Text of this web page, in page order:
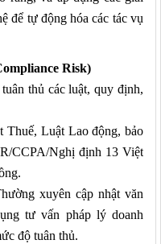
để tự động hóa các tác vụ
Risk)
thủ các luật, quy định,
Thuế, Luật Lao động, bảo
CCPA/Nghị định 13 Việt
xuyên cập nhật văn
tư vấn pháp lý doanh
độ tuân thủ.